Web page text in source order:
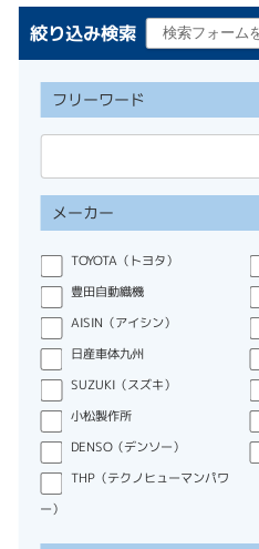
絞り込み検索
フリーワード
メーカー
TOYOTA（トヨタ）
豊田自動織機
AISIN（アイシン）
日産車体九州
SUZUKI（スズキ）
小松製作所
DENSO（デンソー）
THP（テクノヒューマンパワ
ー）